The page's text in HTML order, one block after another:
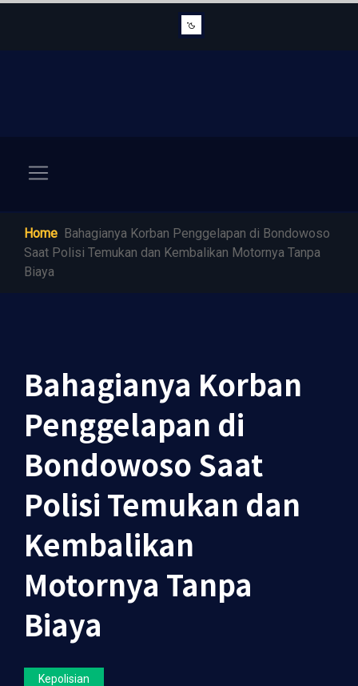
Home Bahagianya Korban Penggelapan di Bondowoso
Saat Polisi Temukan dan Kembalikan Motornya Tanpa
Biaya
Bahagianya Korban
Penggelapan di
Bondowoso Saat
Polisi Temukan dan
Kembalikan
Motornya Tanpa
Biaya
Kepolisian